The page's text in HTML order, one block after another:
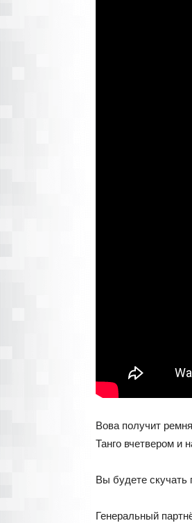
Вова получит
Танго вчетвером и
Вы будете
Генеральный